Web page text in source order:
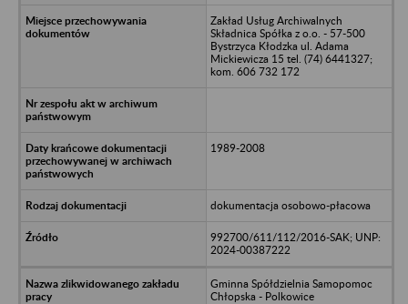
Zakład Usług Archiwalnych
Składnica Spółka z o.o. - 57-500
Bystrzyca Kłodzka ul. Adama
Mickiewicza 15 tel. (74) 6441327;
kom. 606 732 172
1989-2008
dokumentacja osobowo-płacowa
992700/611/112/2016-SAK; UNP:
2024-00387222
Gminna Spółdzielnia Samopomoc
Chłopska - Polkowice